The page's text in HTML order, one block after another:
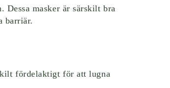
masker är särskilt bra
barriär.
fördelaktigt för att lugna